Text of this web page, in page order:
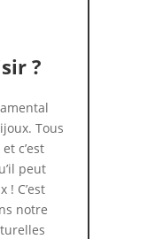
?
Tous
c’est
peut
C’est
notre